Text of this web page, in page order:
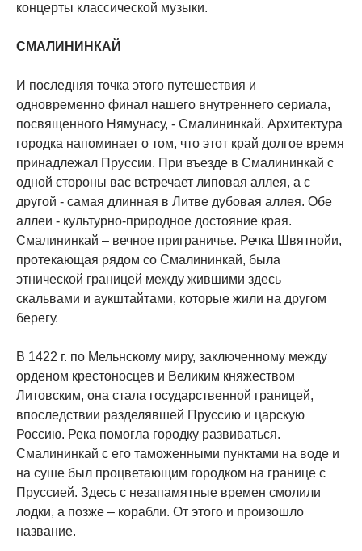
концерты классической музыки.
СМАЛИНИНКАЙ
И последняя точка этого путешествия и
одновременно финал нашего внутреннего сериала,
посвященного Нямунасу, - Смалининкай. Архитектура
городка напоминает о том, что этот край долгое время
принадлежал Пруссии. При въезде в Смалининкай с
одной стороны вас встречает липовая аллея, а с
другой - самая длинная в Литве дубовая аллея. Обе
аллеи - культурно-природное достояние края.
Смалининкай – вечное приграничье. Речка Швятнойи,
протекающая рядом со Смалининкай, была
этнической границей между жившими здесь
скальвами и аукштайтами, которые жили на другом
берегу.
В 1422 г. по Мельнскому миру, заключенному между
орденом крестоносцев и Великим княжеством
Литовским, она стала государственной границей,
впоследствии разделявшей Пруссию и царскую
Россию. Река помогла городку развиваться.
Смалининкай с его таможенными пунктами на воде и
на суше был процветающим городком на границе с
Пруссией. Здесь с незапамятные времен смолили
лодки, а позже – корабли. От этого и произошло
название.